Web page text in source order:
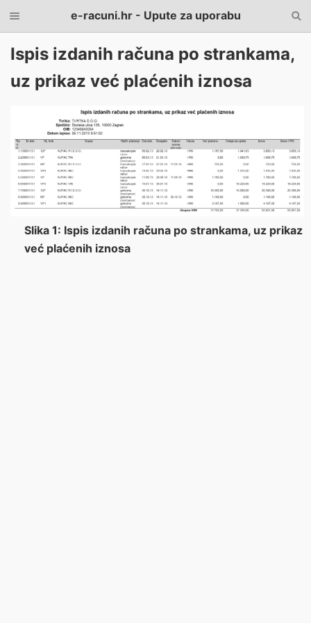
e-racuni.hr - Upute za uporabu
Ispis izdanih računa po strankama,
uz prikaz već plaćenih iznosa
Slika 1: Ispis izdanih računa po strankama, uz prikaz
već plaćenih iznosa